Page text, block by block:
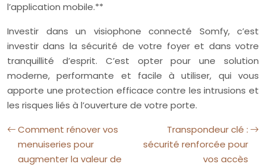
l’application mobile.**
Investir dans un visiophone connecté Somfy, c’est
investir dans la sécurité de votre foyer et dans votre
tranquillité d’esprit. C’est opter pour une solution
moderne, performante et facile à utiliser, qui vous
apporte une protection efficace contre les intrusions et
les risques liés à l’ouverture de votre porte.
Comment rénover vos
menuiseries pour
augmenter la valeur de
Transpondeur clé :
sécurité renforcée pour
vos accès